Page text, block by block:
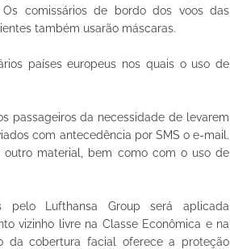
comissários de bordo dos voos das
também usarão máscaras.
países europeus nos quais o uso de
passageiros da necessidade de levarem
com antecedência por SMS o e-mail.
material, bem como com o uso de
Lufthansa Group será aplicada
vizinho livre na Classe Econômica e na
da cobertura facial oferece a proteção